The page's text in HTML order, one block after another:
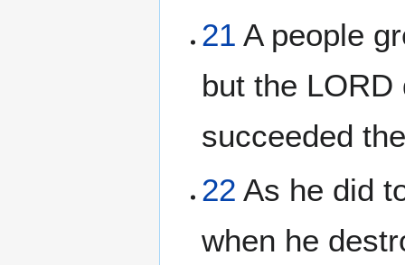
21 A people
but the
succeeded
22 As he did
when he